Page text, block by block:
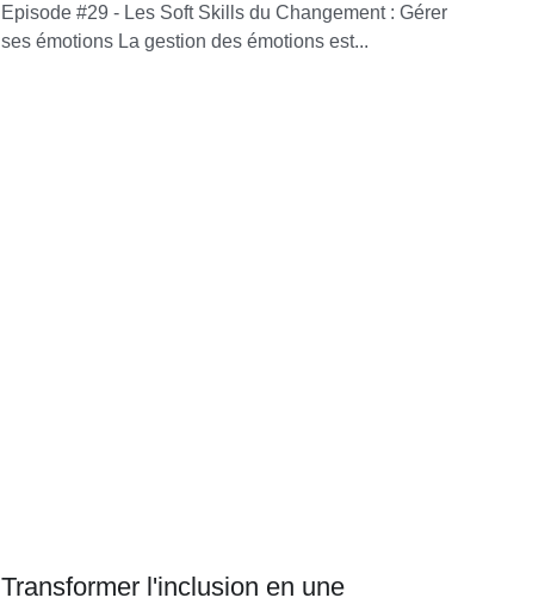
Episode #29 - Les Soft Skills du Changement : Gérer
ses émotions La gestion des émotions est...
Transformer l'inclusion en une